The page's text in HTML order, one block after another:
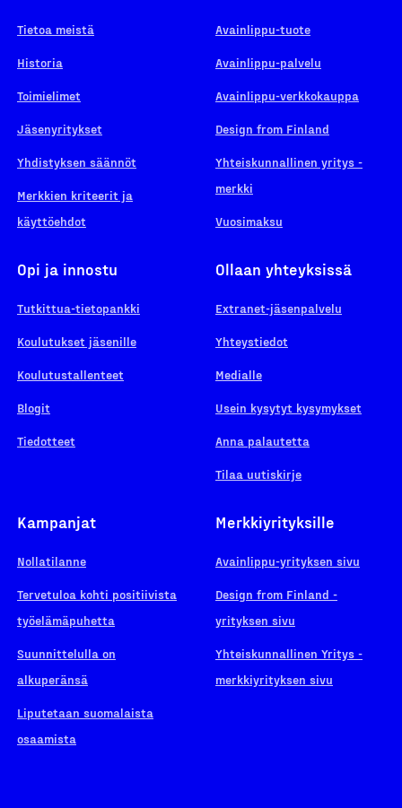
Tietoa meistä
Historia
Toimielimet
Jäsenyritykset
Yhdistyksen säännöt
Merkkien kriteerit ja
käyttöehdot
Avainlippu-tuote
Avainlippu-palvelu
Avainlippu-verkkokauppa
Design from Finland
Yhteiskunnallinen yritys -
merkki
Vuosimaksu
Opi ja innostu
Tutkittua-tietopankki
Koulutukset jäsenille
Koulutustallenteet
Blogit
Tiedotteet
Ollaan yhteyksissä
Extranet-jäsenpalvelu
Yhteystiedot
Medialle
Usein kysytyt kysymykset
Anna palautetta
Tilaa uutiskirje
Kampanjat
Nollatilanne
Tervetuloa kohti positiivista
työelämäpuhetta
Suunnittelulla on
alkuperänsä
Liputetaan suomalaista
osaamista
Merkkiyrityksille
Avainlippu-yrityksen sivu
Design from Finland -
yrityksen sivu
Yhteiskunnallinen Yritys -
merkkiyrityksen sivu